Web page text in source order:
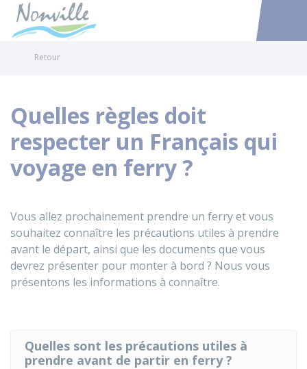
Accéder
Retour
Quelles règles doit
respecter un Français qui
voyage en ferry ?
Vous allez prochainement prendre un ferry et vous
souhaitez connaître les précautions utiles à prendre
avant le départ, ainsi que les documents que vous
devrez présenter pour monter à bord ? Nous vous
présentons les informations à connaître.
Quelles sont les précautions utiles à
prendre avant de partir en ferry ?